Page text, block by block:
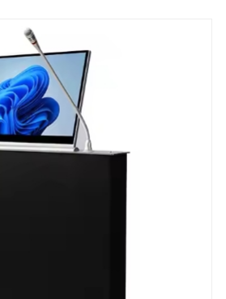
interativo inteligente